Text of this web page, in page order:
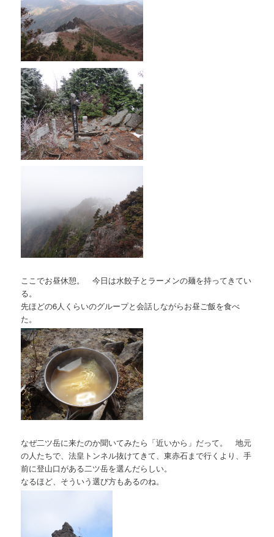
ここでお昼休憩。 今日は水餃子とラーメンの麺を持ってきてい
る。
先ほどの6人くらいのグループと会話しながらお昼ご飯を食べ
た。
なぜ二ツ岳に来たのか聞いてみたら「近いから」だって。 地元
の人たちで、法皇トンネル抜けてきて、東赤石まで行くより、手
前に登山口がある二ツ岳を選んだらしい。
なるほど、そういう選び方もあるのね。